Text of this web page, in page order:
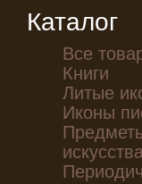
Каталог
Все
Книги
Литые
Иконы
искусства